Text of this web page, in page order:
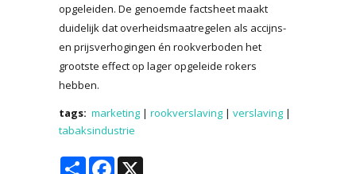
opgeleiden. De genoemde factsheet maakt
duidelijk dat overheidsmaatregelen als accijns-
en prijsverhogingen én rookverboden het
grootste effect op lager opgeleide rokers
hebben.
tags: marketing | rookverslaving | verslaving |
tabaksindustrie
Share Facebook